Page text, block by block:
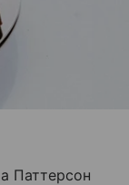
Паттерсон